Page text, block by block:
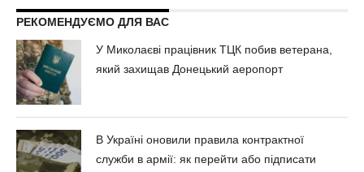
РЕКОМЕНДУЄМО ДЛЯ ВАС
У Миколаєві працівник ТЦК побив ветерана,
який захищав Донецький аеропорт
В Україні оновили правила контрактної
служби в армії: як перейти або підписати